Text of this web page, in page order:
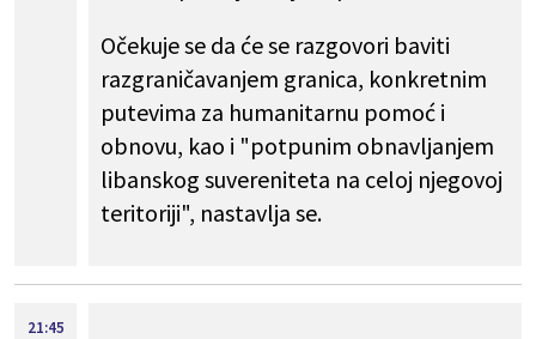
Očekuje se da će se razgovori baviti
razgraničavanjem granica, konkretnim
putevima za humanitarnu pomoć i
obnovu, kao i "potpunim obnavljanjem
libanskog suvereniteta na celoj njegovoj
teritoriji", nastavlja se.
21:45